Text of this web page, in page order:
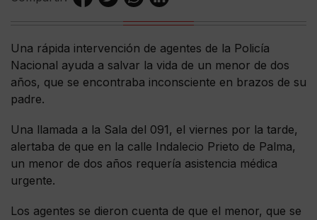
Una rápida intervención de agentes de la Policía
Nacional ayuda a salvar la vida de un menor de dos
años, que se encontraba inconsciente en brazos de su
padre.
Una llamada a la Sala del 091, el viernes por la tarde,
alertaba de que en la calle Indalecio Prieto de Palma,
un menor de dos años requería asistencia médica
urgente.
Los agentes se dieron cuenta de que el menor, que se